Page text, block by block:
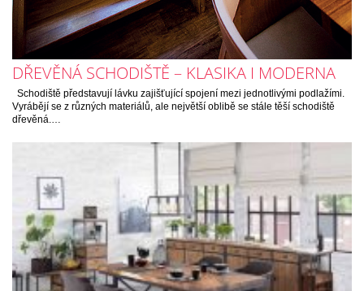
DŘEVĚNÁ SCHODIŠTĚ – KLASIKA I MODERNA
Schodiště představují lávku zajišťující spojení mezi jednotlivými podlažími.
Vyrábějí se z různých materiálů, ale největší oblibě se stále těší schodiště
dřevěná.…